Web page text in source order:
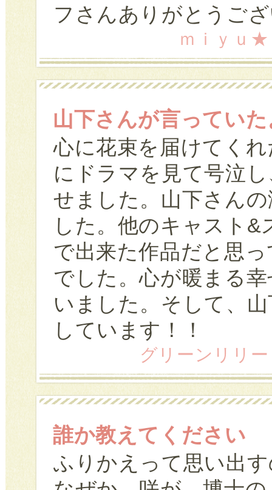
フさんありがとうご
ｍｉｙｕ
山下さんが言ってい
心に花束を届けてく
にドラマを見て号泣
せました。山下さん
した。他のキャスト
で出来た作品だと思
でした。心が暖まる
いました。そして、
しています！！
グリーンリリ
誰か教えてください
ふりかえって思い出